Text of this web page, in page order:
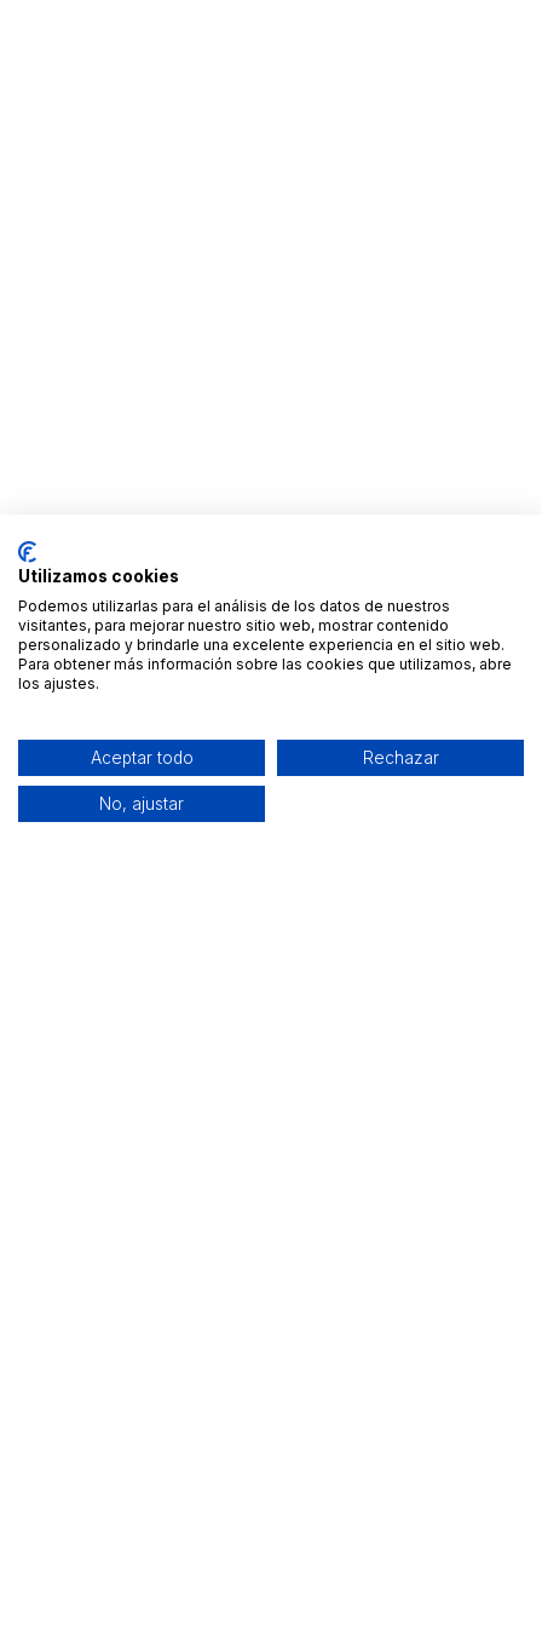
Utilizamos cookies
Podemos utilizarlas para el análisis de los datos de nuestros
visitantes, para mejorar nuestro sitio web, mostrar contenido
personalizado y brindarle una excelente experiencia en el sitio web.
Para obtener más información sobre las cookies que utilizamos, abre
los ajustes.
Aceptar todo Rechazar
No, ajustar